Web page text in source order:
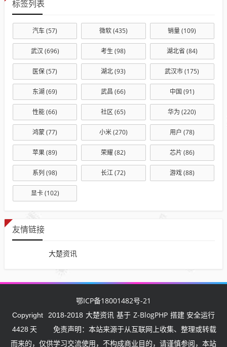
标签列表
汽车(57) 微软(435) 销量(109)
武汉 (696) 考生 (98) 湖北省 (84)
医保(57) 湖北(93) 武汉市(175)
东湖 (69) 武昌 (66) 中国 (91)
性能(66) 社区 (65) 华为 (220)
鸿蒙(77) 小米(270) 用户 (78)
苹果(89) 荣耀(82) 芯片 (86)
系列 (98) 长江(72) 游戏(88)
显卡(102)
友情链接
大楚资讯
鄂ICP备18001482号-21
Copyright 2018-2018 大楚资讯 基于 Z-BlogPHP 搭建 安全运行
4428 天
免责声明：本站来源于从互联网上收集、整理或转载
而来的，仅供学习交流使用，不构成商业目的，请谨慎参阅，本站